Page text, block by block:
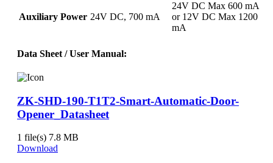
Auxiliary Power 24V DC, 700 mA
24V DC Max 600 mA
or 12V DC Max 1200
mA
Data Sheet / User Manual:
ZK-SHD-190-T1T2-Smart-Automatic-Door-
Opener_Datasheet
1 file(s) 7.8 MB
Download